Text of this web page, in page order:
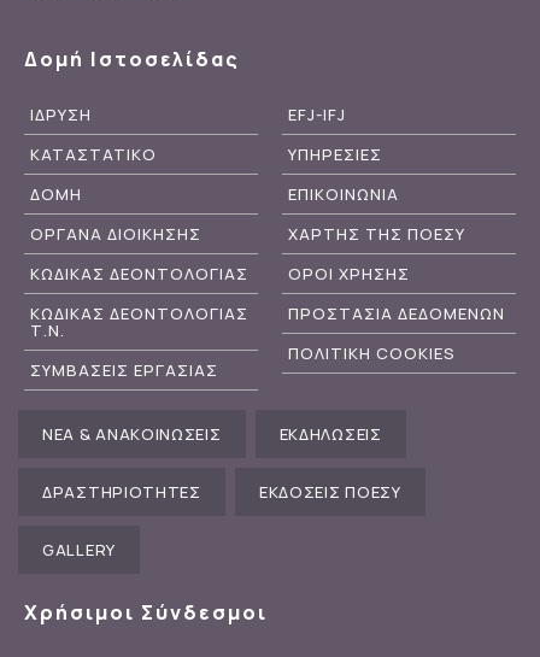
Δομή Ιστοσελίδας
ΙΔΡΥΣΗ
ΚΑΤΑΣΤΑΤΙΚΟ
ΔΟΜΗ
ΟΡΓΑΝΑ ΔΙΟΙΚΗΣΗΣ
ΚΩΔΙΚΑΣ ΔΕΟΝΤΟΛΟΓΙΑΣ
ΚΩΔΙΚΑΣ ΔΕΟΝΤΟΛΟΓΙΑΣ
Τ.Ν.
ΣΥΜΒΑΣΕΙΣ ΕΡΓΑΣΙΑΣ
EFJ-IFJ
ΥΠΗΡΕΣΙΕΣ
ΕΠΙΚΟΙΝΩΝΙΑ
ΧΑΡΤΗΣ ΤΗΣ ΠΟΕΣΥ
ΟΡΟΙ ΧΡΗΣΗΣ
ΠΡΟΣΤΑΣΙΑ ΔΕΔΟΜΕΝΩΝ
ΠΟΛΙΤΙΚΗ COOKIES
ΝΕΑ & ΑΝΑΚΟΙΝΩΣΕΙΣ ΕΚΔΗΛΩΣΕΙΣ
ΔΡΑΣΤΗΡΙΟΤΗΤΕΣ ΕΚΔΟΣΕΙΣ ΠΟΕΣΥ
GALLERY
Χρήσιμοι Σύνδεσμοι